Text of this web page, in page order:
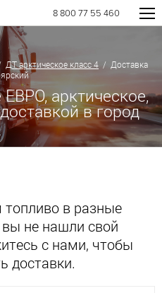
8 800 77 55 460
ДТ арктическое класс 4 / Доставка
арктическое,
в город
в разные
вы не нашли свой
с нами, чтобы
доставки.